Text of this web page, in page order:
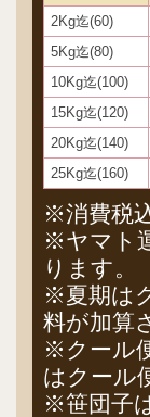
2Kg迄(60)
5Kg迄(80)
10Kg迄(100)
15Kg迄(120)
20Kg迄(140)
25Kg迄(160)
※消費税
※ヤマト
ります。
※夏期は
料が加算
※クール
はクール
※笹団子